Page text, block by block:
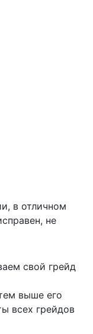
в отличном
не
свой грейд
выше его
всех грейдов